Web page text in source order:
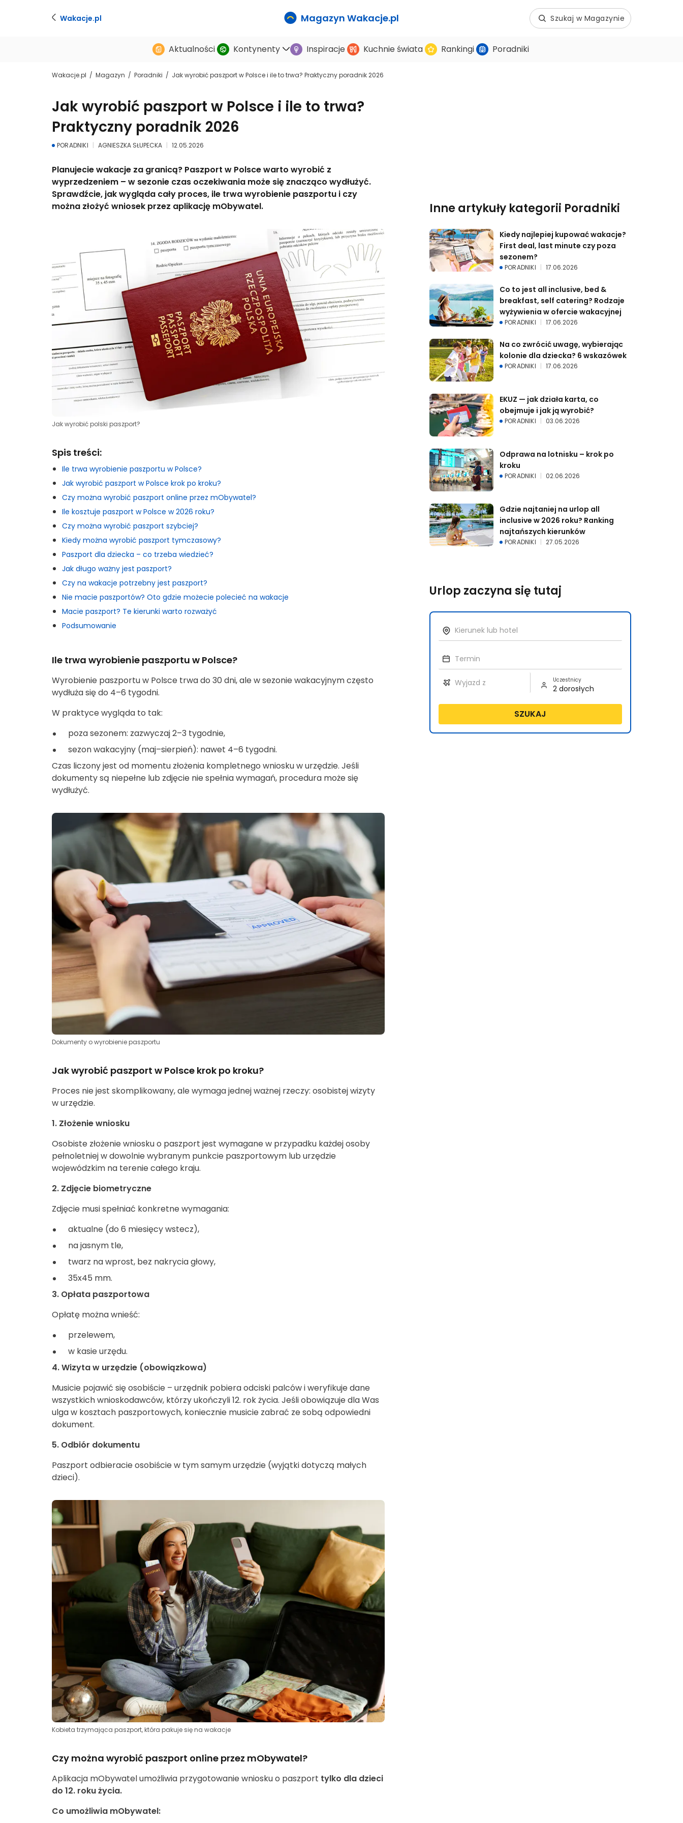
Wakacje.pl Magazyn Wakacje.pl Szukaj w Magazynie
Aktualności Kontynenty Inspiracje Kuchnie świata Rankingi Poradniki
Wakacje.pl Magazyn Poradniki Jak wyrobić paszport w Polsce i ile to trwa? Praktyczny poradnik 2026
Jak wyrobić paszport w Polsce i ile to trwa?
Praktyczny poradnik 2026
PORADNIKI AGNIESZKA SŁUPECKA 12.05.2026
Planujecie wakacje za granicą? Paszport w Polsce warto wyrobić z
wyprzedzeniem – w sezonie czas oczekiwania może się znacząco wydłużyć.
Sprawdźcie, jak wygląda cały proces, ile trwa wyrobienie paszportu i czy
można złożyć wniosek przez aplikację mObywatel.
Jak wyrobić polski paszport?
Spis treści:
Ile trwa wyrobienie paszportu w Polsce?
Jak wyrobić paszport w Polsce krok po kroku?
Czy można wyrobić paszport online przez mObywatel?
Ile kosztuje paszport w Polsce w 2026 roku?
Czy można wyrobić paszport szybciej?
Kiedy można wyrobić paszport tymczasowy?
Paszport dla dziecka – co trzeba wiedzieć?
Jak długo ważny jest paszport?
Czy na wakacje potrzebny jest paszport?
Nie macie paszportów? Oto gdzie możecie polecieć na wakacje
Macie paszport? Te kierunki warto rozważyć
Podsumowanie
Ile trwa wyrobienie paszportu w Polsce?
Wyrobienie paszportu w Polsce trwa do 30 dni, ale w sezonie wakacyjnym często
wydłuża się do 4–6 tygodni.
W praktyce wygląda to tak:
poza sezonem: zazwyczaj 2–3 tygodnie,
sezon wakacyjny (maj–sierpień): nawet 4–6 tygodni.
Czas liczony jest od momentu złożenia kompletnego wniosku w urzędzie. Jeśli
dokumenty są niepełne lub zdjęcie nie spełnia wymagań, procedura może się
wydłużyć.
Dokumenty o wyrobienie paszportu
Jak wyrobić paszport w Polsce krok po kroku?
Proces nie jest skomplikowany, ale wymaga jednej ważnej rzeczy: osobistej wizyty
w urzędzie.
1. Złożenie wniosku
Osobiste złożenie wniosku o paszport jest wymagane w przypadku każdej osoby
pełnoletniej w dowolnie wybranym punkcie paszportowym lub urzędzie
wojewódzkim na terenie całego kraju.
2. Zdjęcie biometryczne
Zdjęcie musi spełniać konkretne wymagania:
aktualne (do 6 miesięcy wstecz),
na jasnym tle,
twarz na wprost, bez nakrycia głowy,
35x45 mm.
3. Opłata paszportowa
Opłatę można wnieść:
przelewem,
w kasie urzędu.
4. Wizyta w urzędzie (obowiązkowa)
Musicie pojawić się osobiście – urzędnik pobiera odciski palców i weryfikuje dane
wszystkich wnioskodawców, którzy ukończyli 12. rok życia. Jeśli obowiązuje dla Was
ulga w kosztach paszportowych, koniecznie musicie zabrać ze sobą odpowiedni
dokument.
5. Odbiór dokumentu
Paszport odbieracie osobiście w tym samym urzędzie (wyjątki dotyczą małych
dzieci).
Kobieta trzymająca paszport, która pakuje się na wakacje
Czy można wyrobić paszport online przez mObywatel?
Aplikacja mObywatel umożliwia przygotowanie wniosku o paszport tylko dla dzieci
do 12. roku życia.
Co umożliwia mObywatel:
Inne artykuły kategorii Poradniki
Kiedy najlepiej kupować wakacje?
First deal, last minute czy poza
sezonem?
PORADNIKI 17.06.2026
Co to jest all inclusive, bed &
breakfast, self catering? Rodzaje
wyżywienia w ofercie wakacyjnej
PORADNIKI 17.06.2026
Na co zwrócić uwagę, wybierając
kolonie dla dziecka? 6 wskazówek
PORADNIKI 17.06.2026
EKUZ — jak działa karta, co
obejmuje i jak ją wyrobić?
PORADNIKI 03.06.2026
Odprawa na lotnisku – krok po
kroku
PORADNIKI 02.06.2026
Gdzie najtaniej na urlop all
inclusive w 2026 roku? Ranking
najtańszych kierunków
PORADNIKI 27.05.2026
Urlop zaczyna się tutaj
Uczestnicy
SZUKAJ